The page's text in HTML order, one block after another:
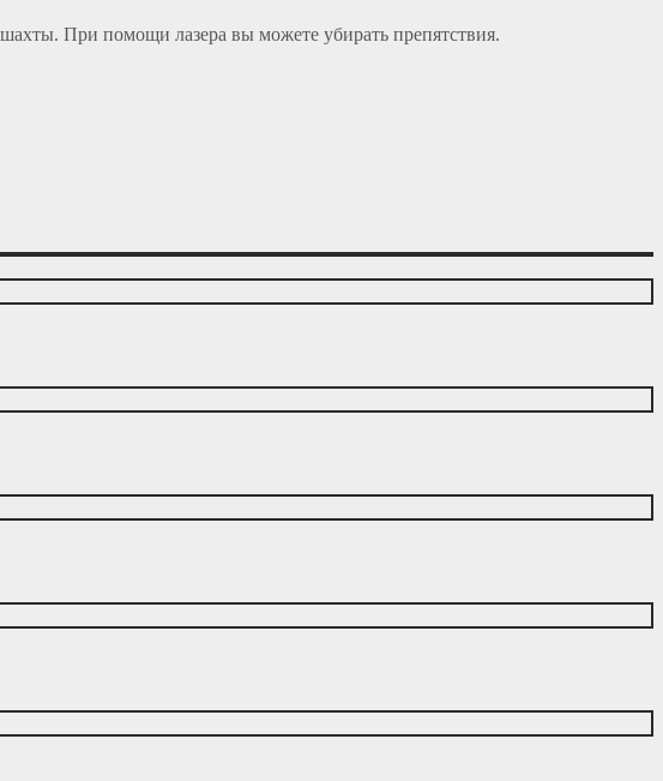
При помощи лазера вы можете убирать препятствия.